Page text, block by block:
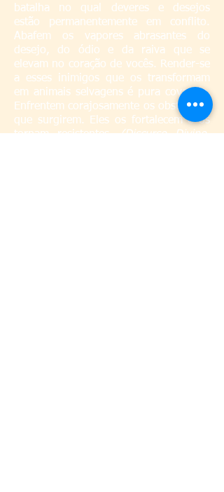
batalha no qual deveres e desejos
estão permanentemente em conflito.
Abafem os vapores abrasantes do
desejo, do ódio e da raiva que se
elevam no coração de vocês. Render-se
a esses inimigos que os transformam
em animais selvagens é pura covardia.
Enfrentem corajosamente os obstáculos
que surgirem. Eles os fortalecem e os
tornam resistentes.(Discurso Divino,